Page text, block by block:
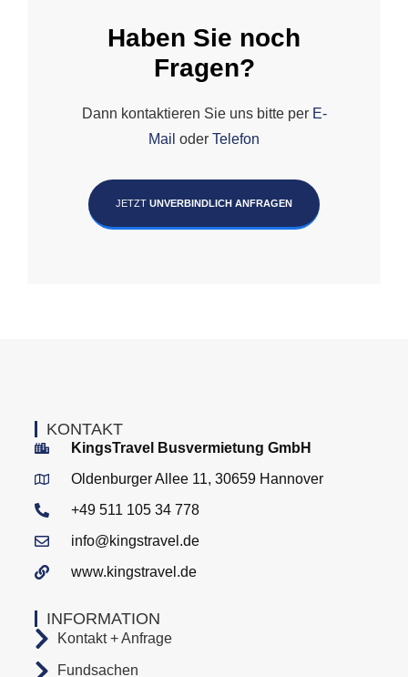
Haben Sie noch
Fragen?
Dann kontaktieren Sie uns bitte per E-
Mail oder Telefon
JETZT UNVERBINDLICH ANFRAGEN
INFORMATION
Kontakt + Anfrage
Fundsachen
KONTAKT
KingsTravel Busvermietung GmbH
Oldenburger Allee 11, 30659 Hannover
+49 511 105 34 778
info@kingstravel.de
www.kingstravel.de